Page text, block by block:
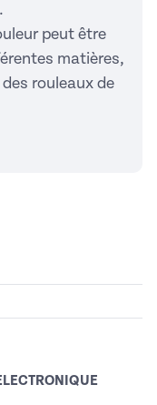
peut être
matières,
rouleaux de